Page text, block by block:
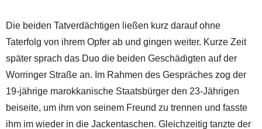
Die beiden Tatverdächtigen ließen kurz darauf ohne
Taterfolg von ihrem Opfer ab und gingen weiter. Kurze Zeit
später sprach das Duo die beiden Geschädigten auf der
Worringer Straße an. Im Rahmen des Gespräches zog der
19-jährige marokkanische Staatsbürger den 23-Jährigen
beiseite, um ihm von seinem Freund zu trennen und fasste
ihm im wieder in die Jackentaschen. Gleichzeitig tanzte der